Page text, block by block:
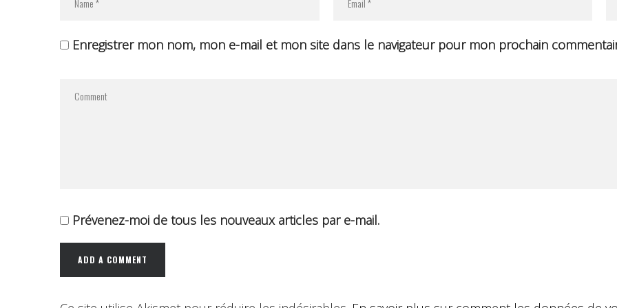
Enregistrer mon nom, mon e-mail et mon site dans le navigateur pour mon prochain
Prévenez-moi de tous les nouveaux articles par e-mail.